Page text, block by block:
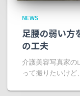
NEWS
足腰の弱い方
の工夫
介護美容写真家の
って撮りたいけど、